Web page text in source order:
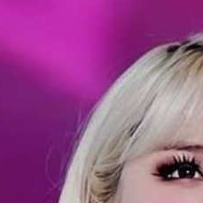
1423.8원 마감
이스X 로켓 달 충돌 흔적 포착
는 승부차기 끝 과달라하라 격파
"태풍 지나며 폭염 잠시 꺾인다"
협회…11시간 걸린 초유의 압수수색(종
발…나스닥 0.3%↓, 다우 0.14%↑
접대 파문에 "현재는 내부 지침 준수"
냈던 스포츠윤리센터도 압수수색